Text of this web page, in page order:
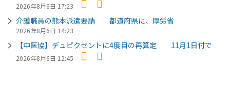
2026年8月6日 17:23
介護職員の熊本派遣要請 都道府県に、厚労省
2026年8月6日 14:23
【中医協】デュピクセントに4度目の再算定 11月1日付で
2026年8月6日 12:45